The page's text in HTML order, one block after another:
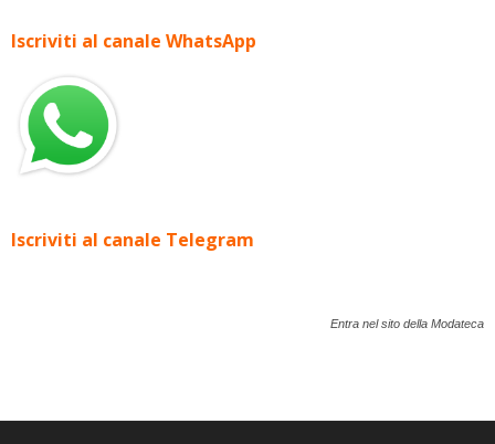
Iscriviti al canale WhatsApp
Iscriviti al canale Telegram
Entra nel sito della Modateca